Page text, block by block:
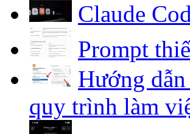
Claude
Prompt
Hướng
quy trình làm